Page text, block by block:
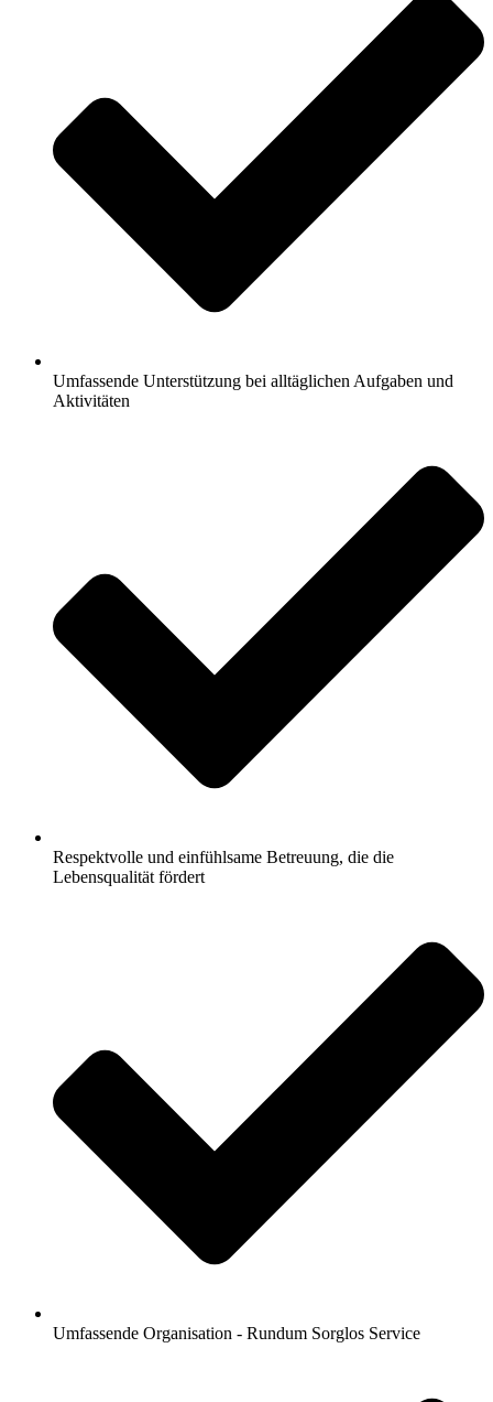
Umfassende Unterstützung bei alltäglichen Aufgaben und
Aktivitäten
Respektvolle und einfühlsame Betreuung, die die
Lebensqualität fördert
Umfassende Organisation - Rundum Sorglos Service